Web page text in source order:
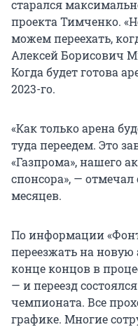
старался
проекта Тимченко.
можем переехать,
Алексей Борисович
Когда будет готова
2023-го.
«Как только арена
туда переедем. Это
«Газпрома», нашего
спонсора», —
месяцев.
По информации
переезжать на новую
конце концов в
— и переезд
чемпионата. Все
графике. Многие